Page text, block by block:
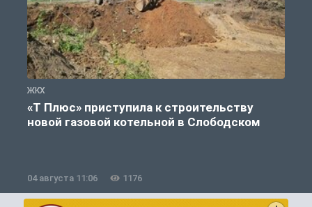
ЖКХ
«Т Плюс» приступила к строительству
новой газовой котельной в Слободском
04 августа 11:06 1176